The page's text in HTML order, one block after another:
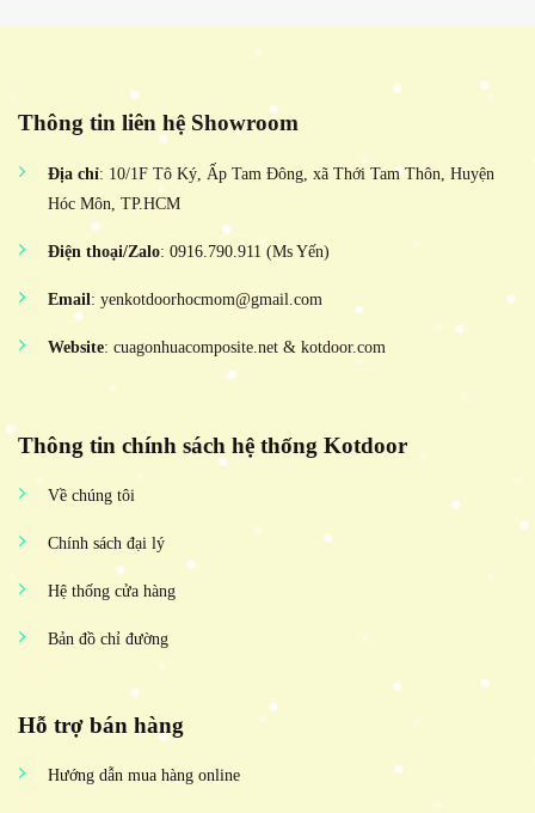
Thông tin liên hệ Showroom
Địa chỉ: 10/1F Tô Ký, Ấp Tam Đông, xã Thới Tam Thôn, Huyện
Hóc Môn, TP.HCM
Điện thoại/Zalo: 0916.790.911 (Ms Yến)
Email: yenkotdoorhocmom@gmail.com
Website: cuagonhuacomposite.net & kotdoor.com
Thông tin chính sách hệ thống Kotdoor
Về chúng tôi
Chính sách đại lý
Hệ thống cửa hàng
Bản đồ chỉ đường
Hỗ trợ bán hàng
Hướng dẫn mua hàng online